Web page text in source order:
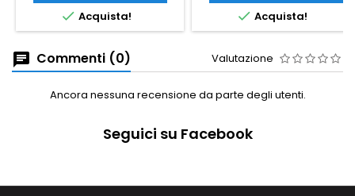
 Acquista!  Acquista!
Commenti (0) Valutazione
Ancora nessuna recensione da parte degli utenti.
Seguici su Facebook